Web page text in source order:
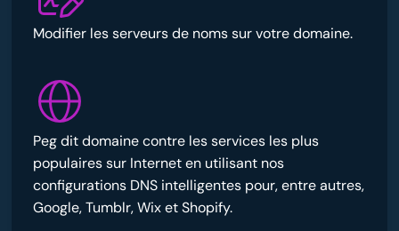
Modifier les serveurs de noms sur votre domaine.
Peg dit domaine contre les services les plus
populaires sur Internet en utilisant nos
configurations DNS intelligentes pour, entre autres,
Google, Tumblr, Wix et Shopify.